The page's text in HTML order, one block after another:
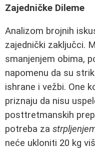
Zajedničke Dileme
Analizom brojnih
zajednički zaključci.
smanjenjem obima,
napomenu da su
ishrane i vežbi. One
priznaju da nisu
posttretmanskih
potreba za
neće ukloniti 20 kg